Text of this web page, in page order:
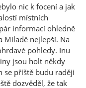
nic k focení a jak
místních
informací ohledně
Miladě nejlepší. Na
pohledy. Inu
jsou holt někdy
se příště budu raději
dozvěděl, že tak